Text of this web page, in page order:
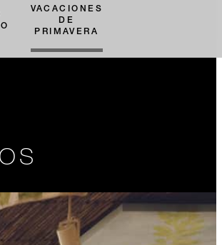
VACACIONES
DE
PRIMAVERA